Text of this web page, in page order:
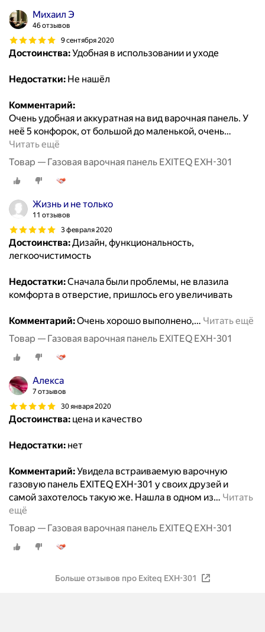
Михаил Э
46 отзывов
9 сентября 2020
Достоинства:Удобная в использовании и уходе
Недостатки: Не нашёл
Комментарий:
Очень удобная и аккуратная на вид варочная панель. У
неё 5 конфорок, от большой до маленькой, очень…
Читать ещё
Товар — Газовая варочная панель EXITEQ EXH-301
Жизнь и не только
11 отзывов
3 февраля 2020
Достоинства:Дизайн, функциональность,
легкоочистимость
Недостатки:Сначала были проблемы, не влазила
комфорта в отверстие, пришлось его увеличивать
Комментарий:Очень хорошо выполнено,… Читать ещё
Товар — Газовая варочная панель EXITEQ EXH-301
Алекса
7 отзывов
30 января 2020
Достоинства: цена и качество
Недостатки: нет
Комментарий:Увидела встраиваемую варочную
газовую панель EXITEQ EXH-301 у своих друзей и
самой захотелось такую же. Нашла в одном из… Читать
ещё
Товар — Газовая варочная панель EXITEQ EXH-301
Больше отзывов про Exiteq EXH-301